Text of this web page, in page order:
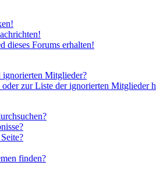
dieses Forums erhalten!
ignorierten Mitglieder?
zur Liste der ignorierten Mitglieder
finden?